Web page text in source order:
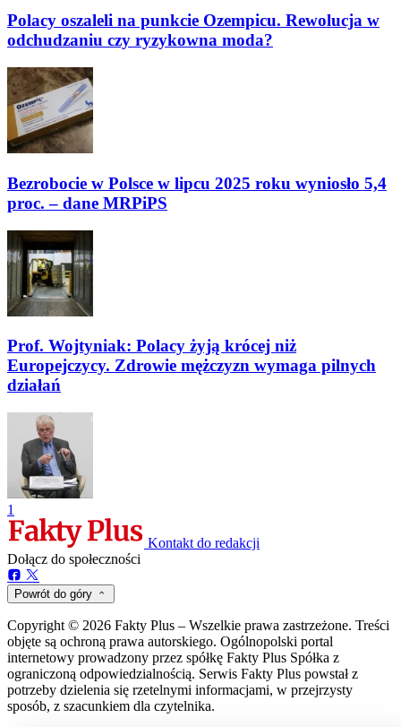
Polacy oszaleli na punkcie Ozempicu. Rewolucja w
odchudzaniu czy ryzykowna moda?
Bezrobocie w Polsce w lipcu 2025 roku wyniosło 5,4
proc. – dane MRPiPS
Prof. Wojtyniak: Polacy żyją krócej niż
Europejczycy. Zdrowie mężczyzn wymaga pilnych
działań
1
Kontakt do redakcji
Dołącz do społeczności
Powrót do góry
Copyright © 2026 Fakty Plus – Wszelkie prawa zastrzeżone. Treści
objęte są ochroną prawa autorskiego. Ogólnopolski portal
internetowy prowadzony przez spółkę Fakty Plus Spółka z
ograniczoną odpowiedzialnością. Serwis Fakty Plus powstał z
potrzeby dzielenia się rzetelnymi informacjami, w przejrzysty
sposób, z szacunkiem dla czytelnika.